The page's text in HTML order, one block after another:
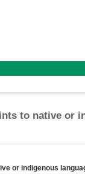
to native or
or indigenous